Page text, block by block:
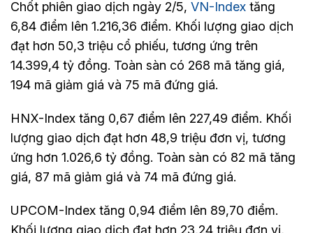
Chốt phiên giao dịch ngày 2/5, VN-Index tăng
6,84 điểm lên 1.216,36 điểm. Khối lượng giao dịch
đạt hơn 50,3 triệu cổ phiếu, tương ứng trên
14.399,4 tỷ đồng. Toàn sàn có 268 mã tăng giá,
194 mã giảm giá và 75 mã đứng giá.
HNX-Index tăng 0,67 điểm lên 227,49 điểm. Khối
lượng giao dịch đạt hơn 48,9 triệu đơn vị, tương
ứng hơn 1.026,6 tỷ đồng. Toàn sàn có 82 mã tăng
giá, 87 mã giảm giá và 74 mã đứng giá.
UPCOM-Index tăng 0,94 điểm lên 89,70 điểm.
Khối lượng giao dịch đạt hơn 23,24 triệu đơn vị,